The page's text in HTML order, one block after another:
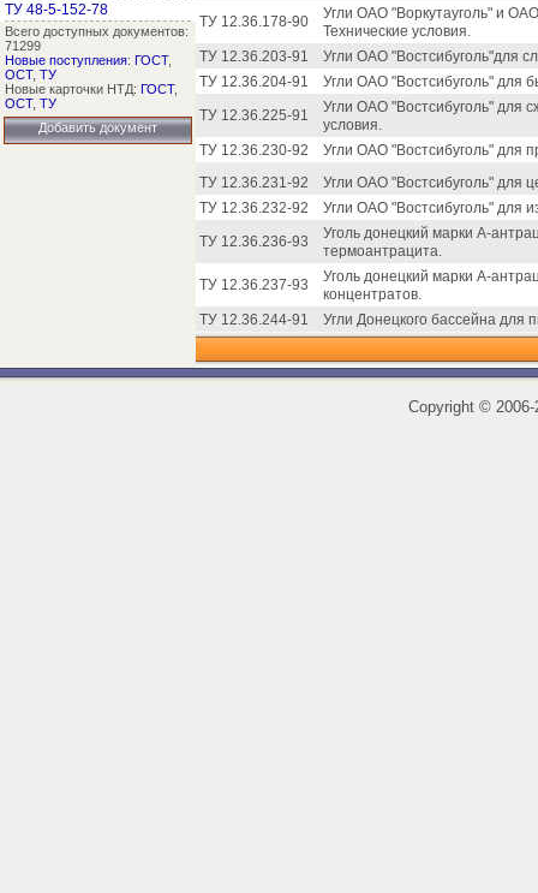
ТУ 48-5-152-78
Всего доступных документов:
71299
Новые поступления: ГОСТ,
ОСТ, ТУ
Новые карточки НТД: ГОСТ,
ОСТ, ТУ
Добавить документ
ТУ 12.36.178-90
Угли ОАО "Воркутауголь" и
Технические условия.
ТУ 12.36.203-91
Угли ОАО "Востсибуголь"для
ТУ 12.36.204-91
Угли ОАО "Востсибуголь" для
ТУ 12.36.225-91
Угли ОАО "Востсибуголь" для
условия.
ТУ 12.36.230-92
Угли ОАО "Востсибуголь" для
ТУ 12.36.231-92
Угли ОАО "Востсибуголь" для
ТУ 12.36.232-92
Угли ОАО "Востсибуголь" для
ТУ 12.36.236-93
Уголь донецкий марки А-
термоантрацита.
ТУ 12.36.237-93
Уголь донецкий марки А-
концентратов.
ТУ 12.36.244-91
Угли Донецкого бассейна для
Copyright ©